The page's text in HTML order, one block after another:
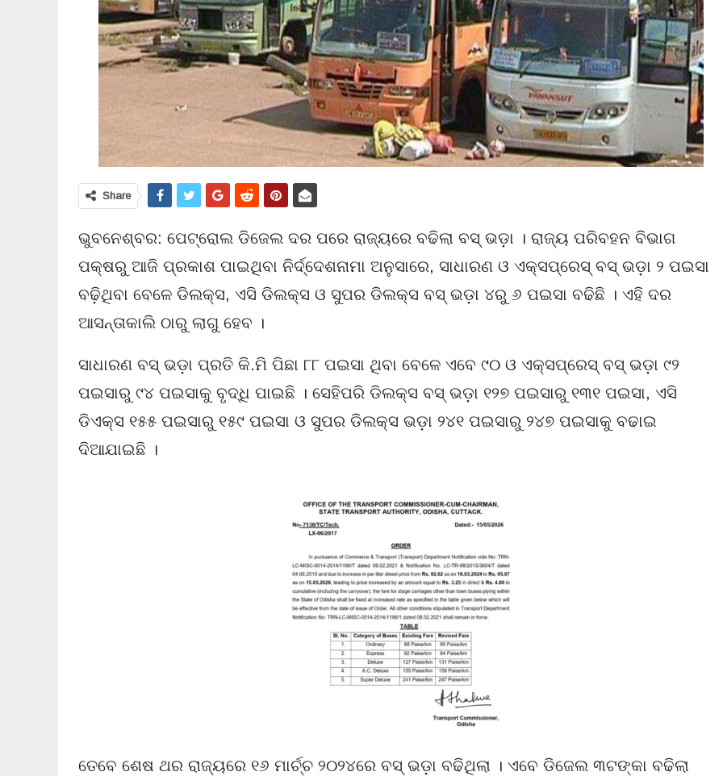
Share
ଭୁବନେଶ୍ବର: ପେଟ୍ରୋଲ ଡିଜେଲ ଦର ପରେ ରାଜ୍ୟରେ ବଢିଲା ବସ୍‌ ଭଡ଼ା । ରାଜ୍ୟ ପରିବହନ ବିଭାଗ
ପକ୍ଷରୁ ଆଜି ପ୍ରକାଶ ପାଇଥିବା ନିର୍ଦ୍ଦେଶନାମା ଅନୁସାରେ, ସାଧାରଣ ଓ ଏକ୍ସପ୍ରେସ୍‌ ବସ୍‌ ଭଡ଼ା ୨ ପଇସା
ବଢ଼ିଥିବା ବେଳେ ଡିଲକ୍ସ, ଏସି ଡିଲକ୍ସ ଓ ସୁପର ଡିଲକ୍ସ ବସ୍‌ ଭଡ଼ା ୪ରୁ ୬ ପଇସା ବଢିଛି । ଏହି ଦର
ଆସନ୍ତାକାଲି ଠାରୁ ଲାଗୁ ହେବ ।
ସାଧାରଣ ବସ୍‌ ଭଡ଼ା ପ୍ରତି କି.ମି ପିଛା ୮୮ ପଇସା ଥିବା ବେଳେ ଏବେ ୯୦ ଓ ଏକ୍ସପ୍ରେସ୍‌ ବସ୍‌ ଭଡ଼ା ୯୨
ପଇସାରୁ ୯୪ ପଇସାକୁ ବୃଦ୍ଧି ପାଇଛି । ସେହିପରି ଡିଲକ୍ସ ବସ୍‌ ଭଡ଼ା ୧୨୭ ପଇସାରୁ ୧୩୧ ପଇସା, ଏସି
ଡିଏକ୍ସ ୧୫୫ ପଇସାରୁ ୧୫୯ ପଇସା ଓ ସୁପର ଡିଲକ୍ସ ଭଡ଼ା ୨୪୧ ପଇସାରୁ ୨୪୭ ପଇସାକୁ ବଢାଇ
ଦିଆଯାଇଛି ।
ତେବେ ଶେଷ ଥର ରାଜ୍ୟରେ ୧୬ ମାର୍ଚ୍ଚ ୨୦୨୪ରେ ବସ୍ ଭଡ଼ା ବଢିଥିଲା । ଏବେ ଡିଜେଲ ୩ଟଙ୍କା ବଢିଲା